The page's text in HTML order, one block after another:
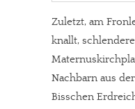
Zuletzt, am
knallt,
Nachbarn aus
Bisschen